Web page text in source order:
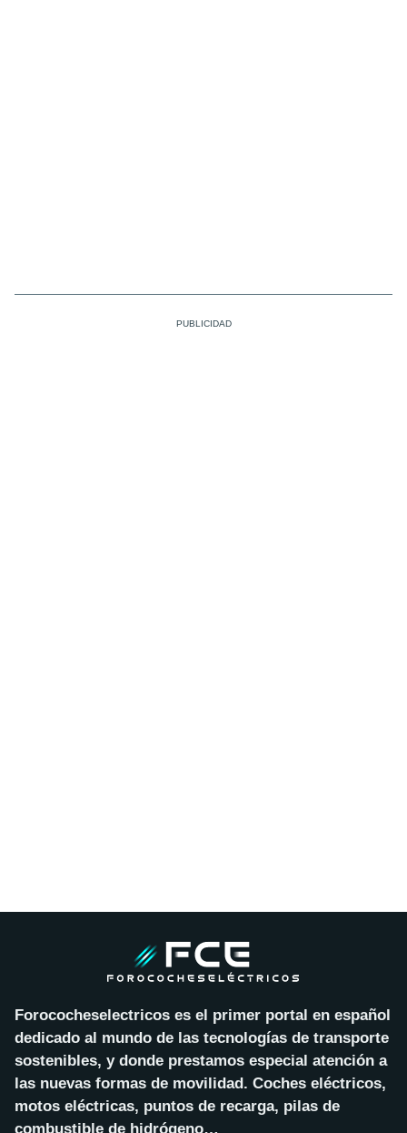
Forococheselectricos es el primer portal en español
dedicado al mundo de las tecnologías de transporte
sostenibles, y donde prestamos especial atención a
las nuevas formas de movilidad. Coches eléctricos,
motos eléctricas, puntos de recarga, pilas de
combustible de hidrógeno…